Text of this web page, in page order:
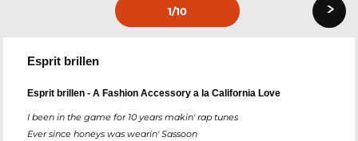
1/10 ›
Esprit brillen
Esprit brillen - A Fashion Accessory a la California Love
I been in the game for 10 years makin' rap tunes
Ever since honeys was wearin' Sassoon